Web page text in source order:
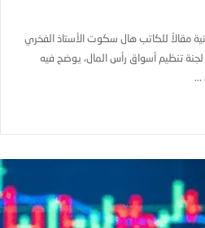
مقالاً للكاتب هال سكوت الأستاذ الفخري
لجنة تنظيم أسواق رأس المال، يوضح فيه
...